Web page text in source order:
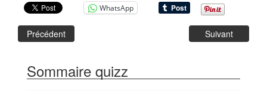
WhatsApp
Précédent Suivant
Sommaire quizz